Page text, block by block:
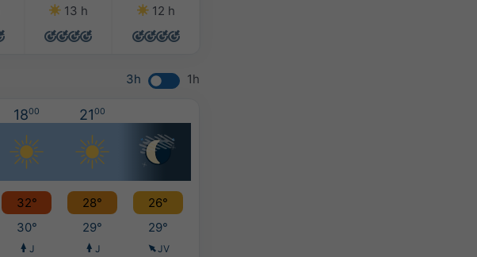
13 h
12 h
3h 1h
1800 2100
32° 28°
26°
30° 29° 29°
J J JV